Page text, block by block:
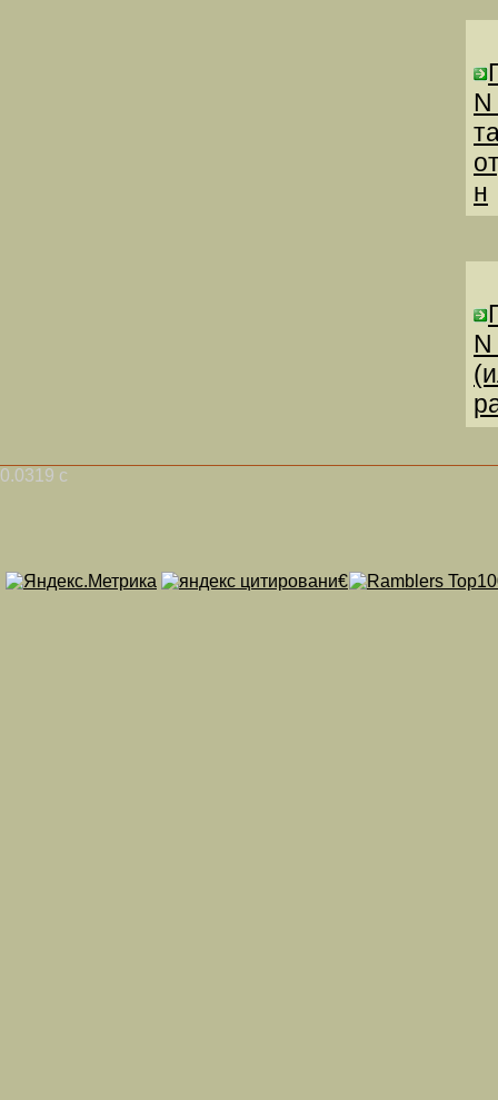
н
0.0319 с